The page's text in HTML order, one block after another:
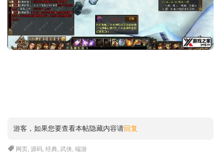
游客，如果您要查看本帖隐藏内容请回复
网页,源码,经典,武侠,端游